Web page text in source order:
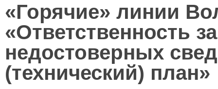
«Горячие» линии
«Ответственность
недостоверных
(технический) план»